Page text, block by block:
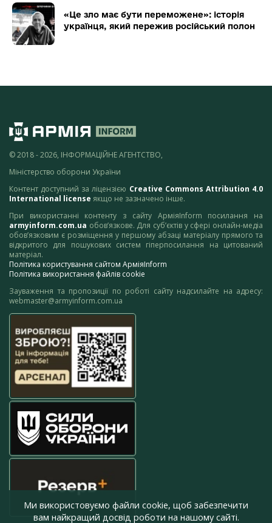
«Це зло має бути переможене»: історія
українця, який пережив російський полон
© 2018 - 2026, ІНФОРМАЦІЙНЕ АГЕНТСТВО,
Міністерство оборони України
Контент доступний за ліцензією Creative Commons Attribution 4.0
International license якщо не зазначено інше.
При використанні контенту з сайту АрміяInform посилання на
armyinform.com.ua обов’язкове. Для суб’єктів у сфері онлайн-медіа
обов’язковим є розміщення у першому абзаці матеріалу прямого та
відкритого для пошукових систем гіперпосилання на цитований
матеріал.
Політика користування сайтом АрміяInform
Політика використання файлів cookie
Зауваження та пропозиції по роботі сайту надсилайте на адресу:
webmaster@armyinform.com.ua
Ми використовуємо файли cookie, щоб забезпечити
вам найкращий досвід роботи на нашому сайті.